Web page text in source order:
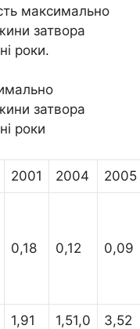
максимально
затвора
роки.
затвора
роки
2001 2004 2005
0,18 0,12 0,09
1,91 1,51,0 3,52